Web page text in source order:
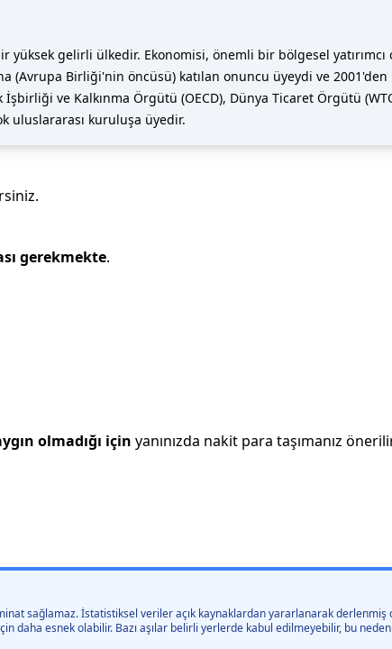
gelirli ülkedir. Ekonomisi, önemli bir bölgesel
Birliği'nin öncüsü) katılan onuncu üyeydi ve 2001'den
ve Kalkınma Örgütü (OECD), Dünya Ticaret Örgütü
uluslararası kuruluşa üyedir.
gerekmekte.
olmadığı için yanınızda nakit para taşımanız
sağlamaz. İstatistiksel veriler açık kaynaklardan yararlanarak derlenmiş
için daha esnek olabilir. Bazı aşılar belirli yerlerde kabul edilmeyebilir, bu